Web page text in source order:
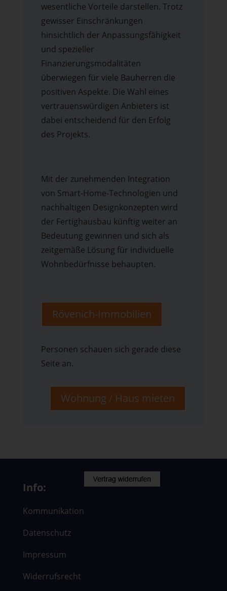
wesentliche Vorteile darstellen. Trotz
gewisser Einschränkungen
hinsichtlich der Anpassungsfähigkeit
und spezieller
Finanzierungsmodalitäten
überwiegen für viele Bauherren die
positiven Aspekte. Die Wahl eines
vertrauenswürdigen Anbieters ist
dabei entscheidend für den Erfolg
des Projekts.
Mit der zunehmenden Integration
von Smart-Home-Technologien und
nachhaltigen Designkonzepten wird
der Fertighausbau künftig weiter an
Bedeutung gewinnen und sich als
zeitgemäße Lösung für individuelle
Wohnbedürfnisse behaupten.
Rövenich-Immobilien
Personen schauen sich gerade diese
Seite an.
Wohnung / Haus mieten
Info:
Kommunikation
Datenschutz
Impressum
Widerrufsrecht